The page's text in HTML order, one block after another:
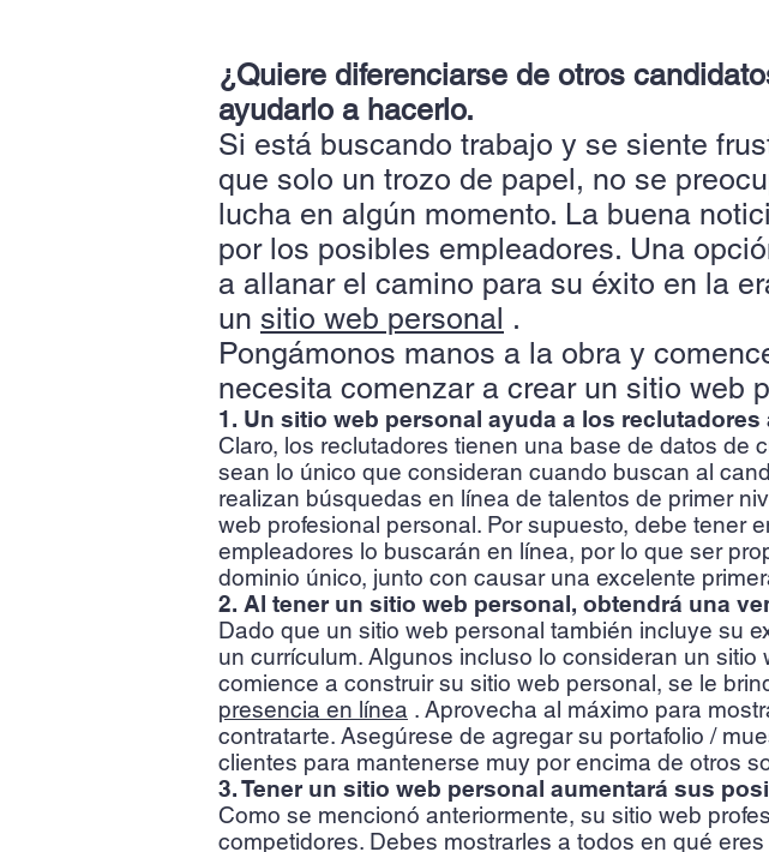
¿Quiere diferenciarse de otros
ayudarlo a hacerlo.
Si está buscando trabajo y se siente
que solo un trozo de papel, no se
lucha en algún momento. La buena
por los posibles empleadores. Una
a allanar el camino para su éxito en la
un sitio web personal .
Pongámonos manos a la obra y
necesita comenzar a crear un sitio web
1. Un sitio web personal ayuda a los
Claro, los reclutadores tienen una base de datos de
sean lo único que consideran cuando buscan al
realizan búsquedas en línea de talentos de primer
web profesional personal. Por supuesto, debe tener
empleadores lo buscarán en línea, por lo que ser
dominio único, junto con causar una excelente
2. Al tener un sitio web personal, obtendrá una
Dado que un sitio web personal también incluye su
un currículum. Algunos incluso lo consideran un
comience a construir su sitio web personal, se le
presencia en línea . Aprovecha al máximo para
contratarte. Asegúrese de agregar su portafolio /
clientes para mantenerse muy por encima de otros
3. Tener un sitio web personal aumentará sus
Como se mencionó anteriormente, su sitio web
competidores. Debes mostrarles a todos en qué